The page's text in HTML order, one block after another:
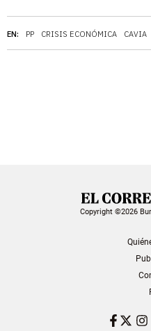
EN: PP CRISIS ECONÓMICA CAVIA
Copyright ©2026